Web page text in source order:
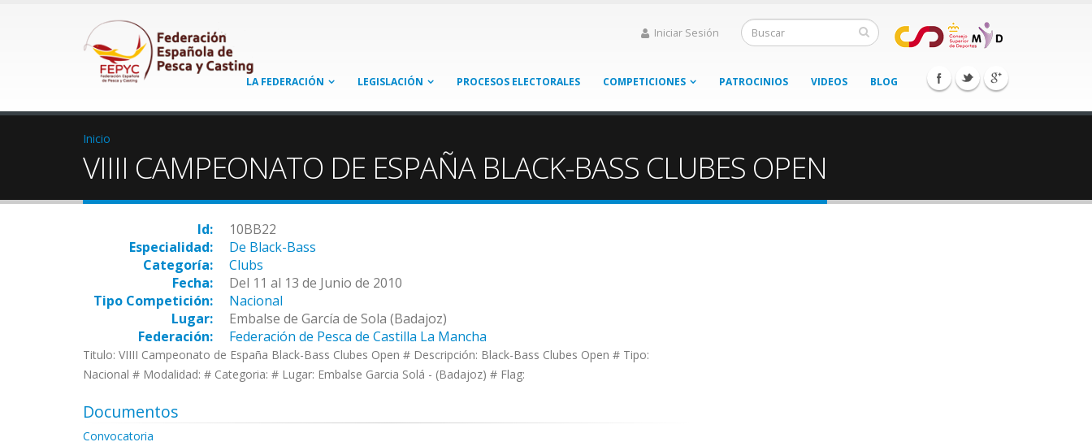
Iniciar Sesión
LA FEDERACIÓN LEGISLACIÓN PROCESOS ELECTORALES COMPETICIONES PATROCINIOS VIDEOS BLOG
Inicio
VIIII CAMPEONATO DE ESPAÑA BLACK-BASS CLUBES OPEN
Id:
10BB22
Especialidad:
De Black-Bass
Categoría:
Clubs
Fecha:
Del 11 al 13 de Junio de 2010
Tipo Competición:
Nacional
Lugar:
Embalse de García de Sola (Badajoz)
Federación:
Federación de Pesca de Castilla La Mancha
Titulo: VIIII Campeonato de España Black-Bass Clubes Open # Descripción: Black-Bass Clubes Open # Tipo:
Nacional # Modalidad: # Categoria: # Lugar: Embalse Garcia Solá - (Badajoz) # Flag:
Documentos
Convocatoria